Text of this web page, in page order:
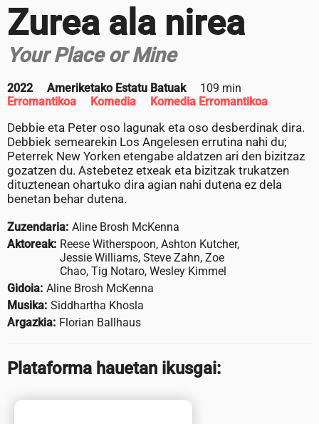
Zurea ala nirea
Your Place or Mine
2022 Ameriketako Estatu Batuak
109 min
Erromantikoa
Komedia Komedia Erromantikoa
Debbie eta Peter oso lagunak eta oso desberdinak dira.
Debbiek semearekin Los Angelesen errutina nahi du;
Peterrek New Yorken etengabe aldatzen ari den bizitzaz
gozatzen du. Astebetez etxeak eta bizitzak trukatzen
dituztenean ohartuko dira agian nahi dutena ez dela
benetan behar dutena.
Zuzendaria: Aline Brosh McKenna
Aktoreak: Reese Witherspoon, Ashton Kutcher,
Jessie Williams, Steve Zahn, Zoe
Chao, Tig Notaro, Wesley Kimmel
Gidoia: Aline Brosh McKenna
Musika: Siddhartha Khosla
Argazkia: Florian Ballhaus
Plataforma hauetan ikusgai: